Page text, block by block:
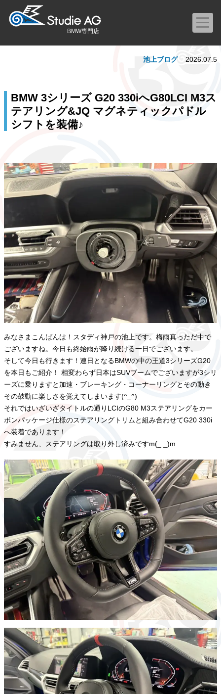
BMW専門店
BMW 3シリーズ G20 330iへG80LCI M3ス
テアリング&JQ マグネティックパドル
シフトを装備♪
池上ブログ 2026.07.5
みなさまこんばんは！スタディ神戸の池上です。梅雨真っただ中で
ございますね。今日も終始雨が降り続ける一日でございます。
そして今日も行きます！連日となるBMWの中の王道3シリーズG20
を本日もご紹介！ 相変わらず日本はSUVブームでございますが3シリ
ーズに乗りますと加速・ブレーキング・コーナーリングとその動き
その鼓動に楽しさを覚えてしまいます(^_^)
それではいざいざタイトルの通りLCIのG80 M3ステアリングをカー
ボンパッケージ仕様のステアリングトリムと組み合わせてG20 330i
へ装着であります！
すみません、ステアリングは取り外し済みですm(_ _)m